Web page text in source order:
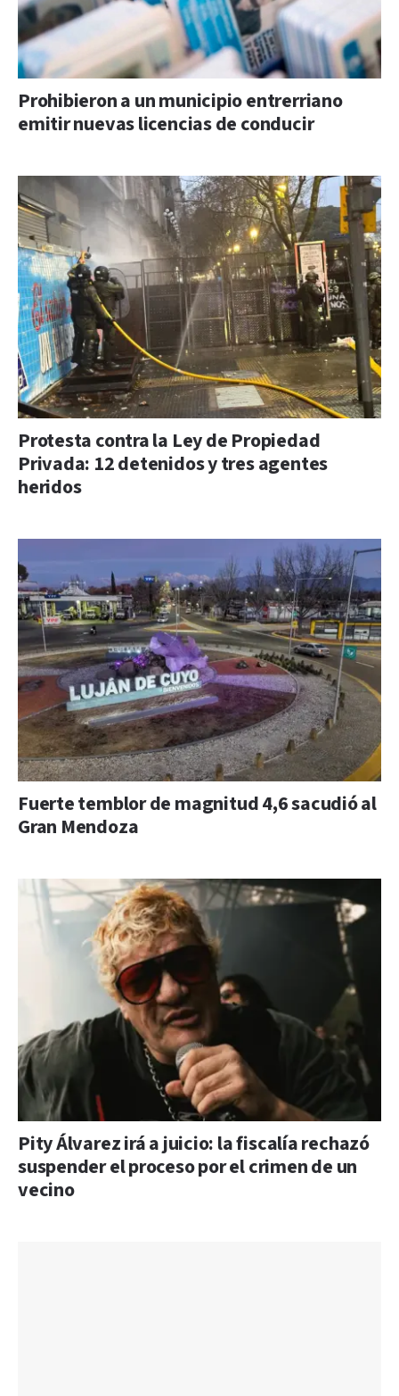
Prohibieron a un municipio entrerriano
emitir nuevas licencias de conducir
Protesta contra la Ley de Propiedad
Privada: 12 detenidos y tres agentes
heridos
Fuerte temblor de magnitud 4,6 sacudió al
Gran Mendoza
Pity Álvarez irá a juicio: la fiscalía rechazó
suspender el proceso por el crimen de un
vecino